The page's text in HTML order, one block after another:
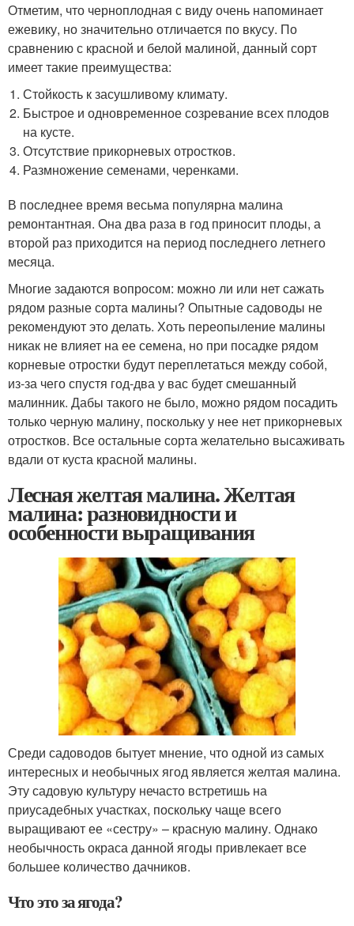
Отметим, что черноплодная с виду очень напоминает
ежевику, но значительно отличается по вкусу. По
сравнению с красной и белой малиной, данный сорт
имеет такие преимущества:
Стойкость к засушливому климату.
Быстрое и одновременное созревание всех плодов
на кусте.
Отсутствие прикорневых отростков.
Размножение семенами, черенками.
В последнее время весьма популярна малина
ремонтантная. Она два раза в год приносит плоды, а
второй раз приходится на период последнего летнего
месяца.
Многие задаются вопросом: можно ли или нет сажать
рядом разные сорта малины? Опытные садоводы не
рекомендуют это делать. Хоть переопыление малины
никак не влияет на ее семена, но при посадке рядом
корневые отростки будут переплетаться между собой,
из-за чего спустя год-два у вас будет смешанный
малинник. Дабы такого не было, можно рядом посадить
только черную малину, поскольку у нее нет прикорневых
отростков. Все остальные сорта желательно высаживать
вдали от куста красной малины.
Лесная желтая малина. Желтая
малина: разновидности и
особенности выращивания
Среди садоводов бытует мнение, что одной из самых
интересных и необычных ягод является желтая малина.
Эту садовую культуру нечасто встретишь на
приусадебных участках, поскольку чаще всего
выращивают ее «сестру» – красную малину. Однако
необычность окраса данной ягоды привлекает все
большее количество дачников.
Что это за ягода?